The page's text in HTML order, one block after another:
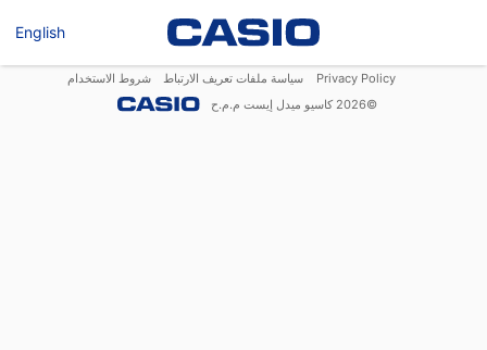
English
Privacy Policy سياسة ملفات تعريف الارتباط
شروط الاستخدام
©
2026 كاسيو ميدل إيست م.م.ح